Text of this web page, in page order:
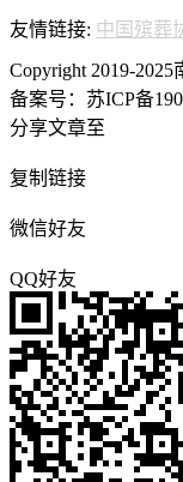
友情链接: 中国殡葬
Copyright 2019-
备案号：苏ICP备
分享文章至
复制链接
微信好友
QQ好友